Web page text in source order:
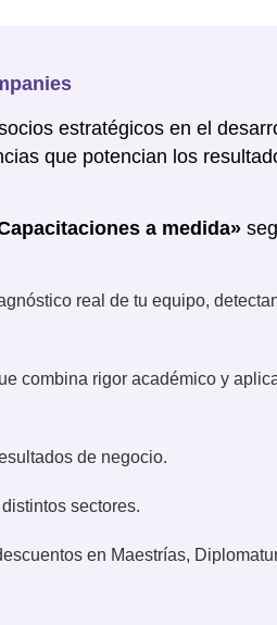
estratégicos en el
que potencian los
a medida»
real de tu equipo,
combina rigor académico y
de negocio.
sectores.
en Maestrías,